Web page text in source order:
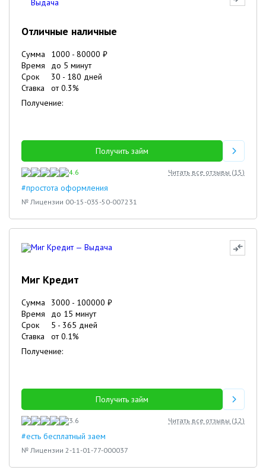
Отличные наличные
Сумма 1000 - 80000 ₽
Время
до 5 минут
Срок
30 - 180 дней
Ставка
от0.3%
Получение:
Получить займ
4.6 Читать все отзывы (15)
#простота оформления
№ Лицензии 00-15-035-50-007231
Миг Кредит
Сумма 3000 - 100000 ₽
Время
до 15 минут
Срок
5 - 365 дней
Ставка
от0.1%
Получение:
Получить займ
3.6 Читать все отзывы (12)
#есть бесплатный заем
№ Лицензии 2-11-01-77-000037